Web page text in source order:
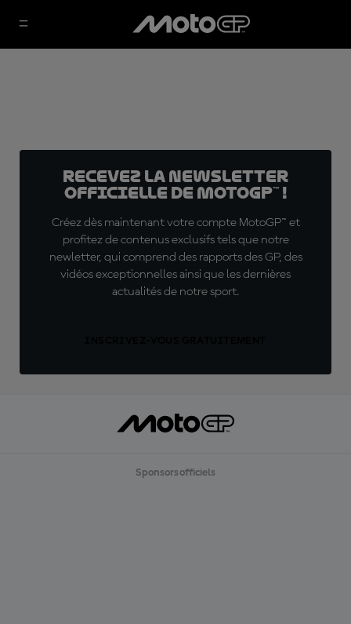
Recevez la Newsletter
officielle de MotoGP™ !
Créez dès maintenant votre compte MotoGP™ et
profitez de contenus exclusifs tels que notre
newletter, qui comprend des rapports des GP, des
vidéos exceptionnelles ainsi que les dernières
actualités de notre sport.
Sponsors officiels